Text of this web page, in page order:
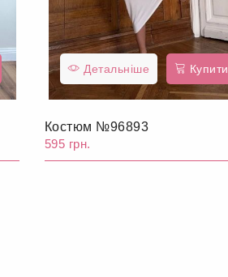
Детальніше Купити
Костюм №96893
595 грн.